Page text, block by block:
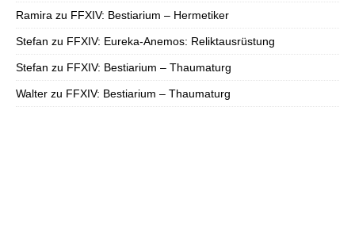
Ramira zu FFXIV: Bestiarium – Hermetiker
Stefan zu FFXIV: Eureka-Anemos: Reliktausrüstung
Stefan zu FFXIV: Bestiarium – Thaumaturg
Walter zu FFXIV: Bestiarium – Thaumaturg